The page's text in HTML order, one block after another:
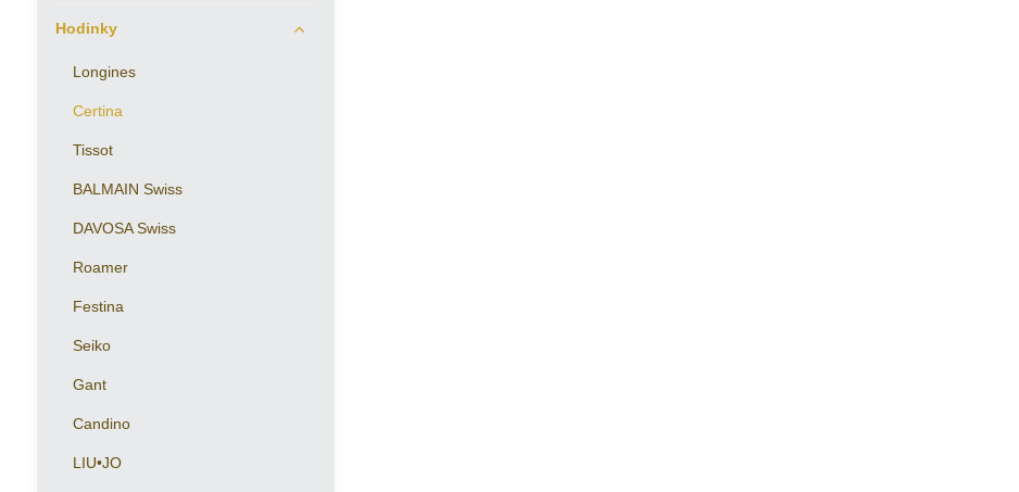
Hodinky
Longines
Certina
Tissot
BALMAIN Swiss
DAVOSA Swiss
Roamer
Festina
Seiko
Gant
Candino
LIU•JO